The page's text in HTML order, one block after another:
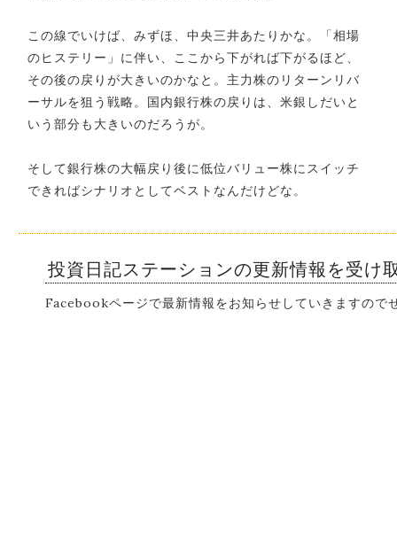
この線でいけば、みずほ、中央三井あたりかな。「相場
のヒステリー」に伴い、ここから下がれば下がるほど、
その後の戻りが大きいのかなと。主力株のリターンリバ
ーサルを狙う戦略。国内銀行株の戻りは、米銀しだいと
いう部分も大きいのだろうが。
そして銀行株の大幅戻り後に低位バリュー株にスイッチ
できればシナリオとしてベストなんだけどな。
投資日記ステーションの更新情報を受け
Facebookページで最新情報をお知らせしていきますので